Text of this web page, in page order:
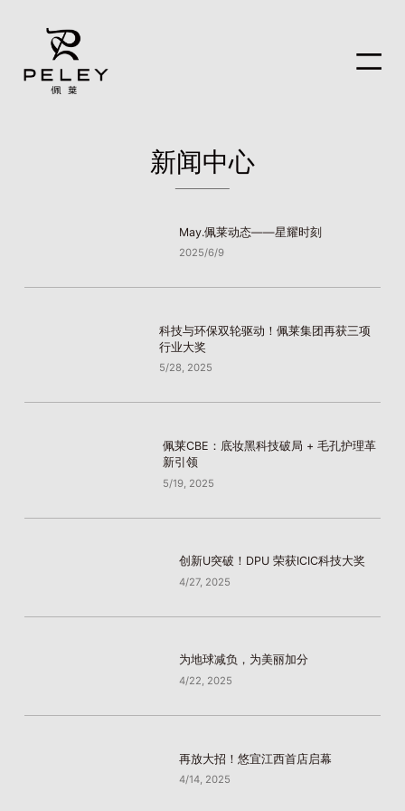
新闻中心
May.佩莱动态——星耀时刻
2025/6/9
科技与环保双轮驱动！佩莱集团再获三项
行业大奖
5/28, 2025
佩莱CBE：底妆黑科技破局 + 毛孔护理革
新引领
5/19, 2025
创新U突破！DPU 荣获ICIC科技大奖
4/27, 2025
为地球减负，为美丽加分
4/22, 2025
再放大招！悠宜江西首店启幕
4/14, 2025